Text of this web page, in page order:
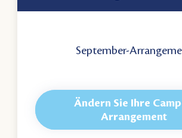
September-
Ändern Sie Ihre
Arrangement